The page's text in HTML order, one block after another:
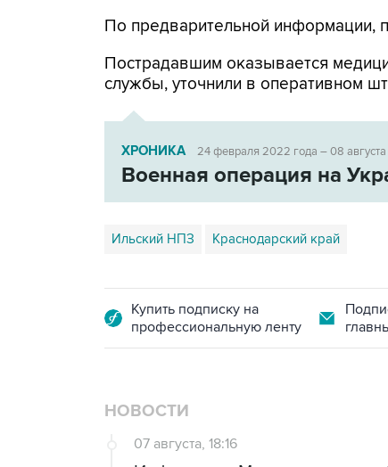
По предварительной информации,
Пострадавшим оказывается
службы, уточнили в оперативном
ХРОНИКА 24 февраля 2022 года – 08
Военная операция на
Ильский НПЗ Краснодарский край
Купить подписку на
профессиональную ленту
НОВОСТИ
07 августа, 18:16